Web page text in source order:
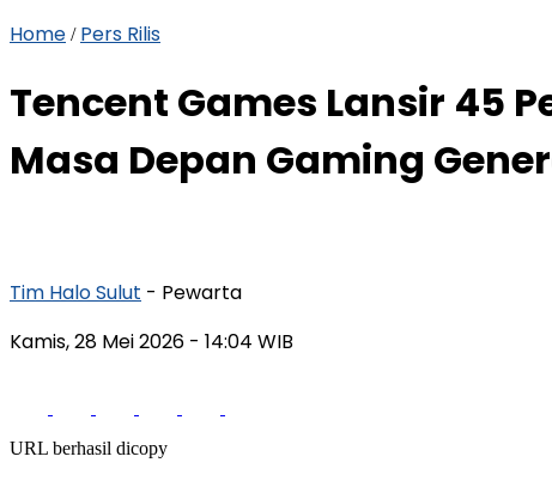
Home / Pers Rilis
Tencent Games Lansir 45
Masa Depan Gaming
Tim Halo Sulut - Pewarta
Kamis, 28 Mei 2026 - 14:04 WIB
URL berhasil dicopy